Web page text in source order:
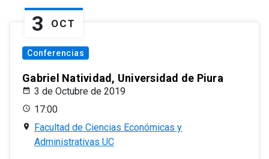
3 OCT
Conferencias
Gabriel Natividad, Universidad de Piura
3 de Octubre de 2019
17:00
Facultad de Ciencias Económicas y
Administrativas UC